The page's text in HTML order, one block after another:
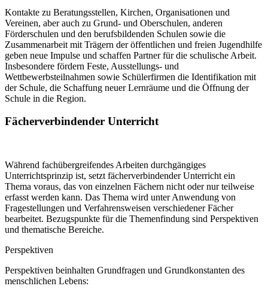
Kontakte zu Beratungsstellen, Kirchen, Organisationen und
Vereinen, aber auch zu Grund- und Oberschulen, anderen
Förderschulen und den berufsbildenden Schulen sowie die
Zusammenarbeit mit Trägern der öffentlichen und freien Jugendhilfe
geben neue Impulse und schaffen Partner für die schulische Arbeit.
Insbesondere fördern Feste, Ausstellungs- und
Wettbewerbsteilnahmen sowie Schülerfirmen die Identifikation mit
der Schule, die Schaffung neuer Lernräume und die Öffnung der
Schule in die Region.
Fächerverbindender Unterricht
Während fachübergreifendes Arbeiten durchgängiges
Unterrichtsprinzip ist, setzt fächerverbindender Unterricht ein
Thema voraus, das von einzelnen Fächern nicht oder nur teilweise
erfasst werden kann. Das Thema wird unter Anwendung von
Fragestellungen und Verfahrensweisen verschiedener Fächer
bearbeitet. Bezugspunkte für die Themenfindung sind Perspektiven
und thematische Bereiche.
Perspektiven
Perspektiven beinhalten Grundfragen und Grundkonstanten des
menschlichen Lebens: